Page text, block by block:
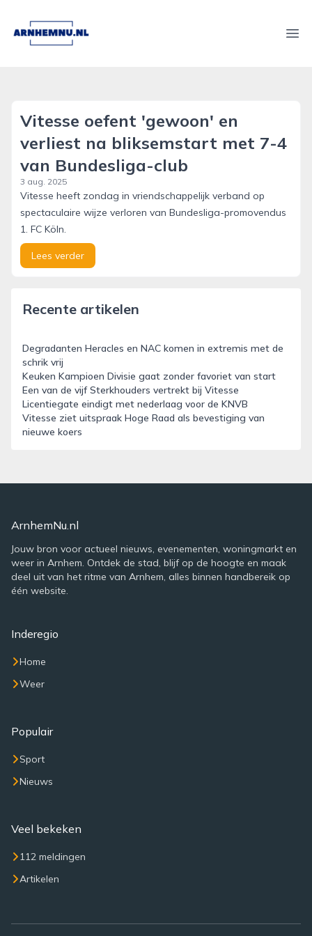
arnhemnu.nl
Vitesse oefent 'gewoon' en
verliest na bliksemstart met 7-4
van Bundesliga-club
3 aug. 2025
Vitesse heeft zondag in vriendschappelijk verband op
spectaculaire wijze verloren van Bundesliga-promovendus
1. FC Köln.
Lees verder
Recente artikelen
Degradanten Heracles en NAC komen in extremis met de
schrik vrij
Keuken Kampioen Divisie gaat zonder favoriet van start
Een van de vijf Sterkhouders vertrekt bij Vitesse
Licentiegate eindigt met nederlaag voor de KNVB
Vitesse ziet uitspraak Hoge Raad als bevestiging van
nieuwe koers
ArnhemNu.nl
Jouw bron voor actueel nieuws, evenementen, woningmarkt en
weer in Arnhem. Ontdek de stad, blijf op de hoogte en maak
deel uit van het ritme van Arnhem, alles binnen handbereik op
één website.
Inderegio
Home
Weer
Populair
Sport
Nieuws
Veel bekeken
112 meldingen
Artikelen